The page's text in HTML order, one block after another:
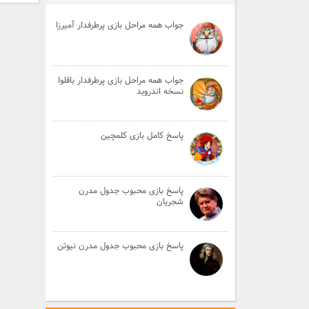
جواب همه مراحل بازی پرطرفدار آمیرزا
جواب همه مراحل بازی پرطرفدار باقلوا
نسخه اندروید
پاسخ کامل بازی کلمچین
پاسخ بازی محبوب جدول مدرن
شجریان
پاسخ بازی محبوب جدول مدرن نیوتن